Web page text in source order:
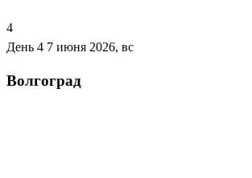
4
День 4 7 июня 2026, вс
Волгоград